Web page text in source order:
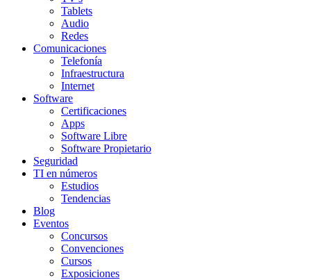
Tablets
Audio
Redes
Comunicaciones
Telefonía
Infraestructura
Internet
Software
Certificaciones
Apps
Software Libre
Software Propietario
Seguridad
TI en números
Estudios
Tendencias
Blog
Eventos
Concursos
Convenciones
Cursos
Exposiciones